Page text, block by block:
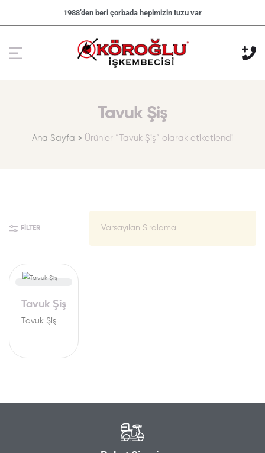
1988’den beri çorbada hepimizin tuzu var
Tavuk Şiş
Ana Sayfa Ürünler “Tavuk Şiş” olarak etiketlendi
FILTER
Tavuk Şiş
Tavuk Şiş